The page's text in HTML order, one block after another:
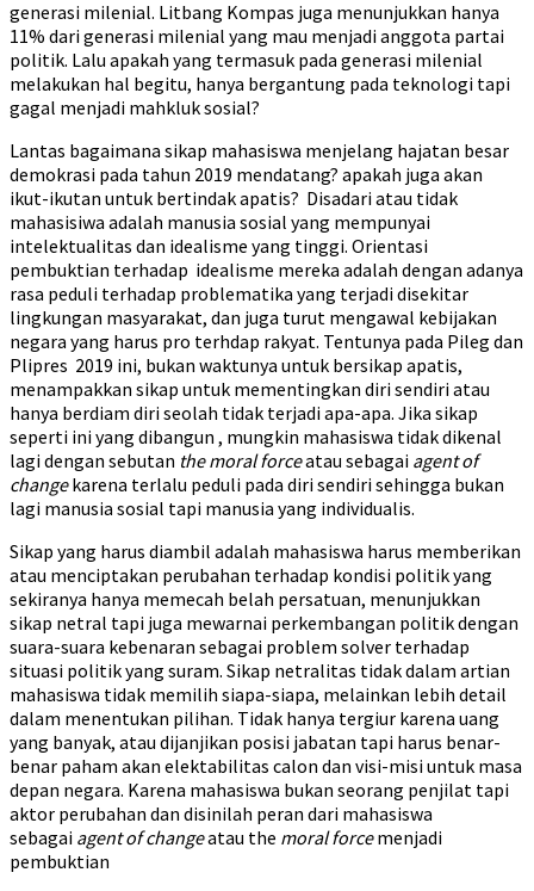
generasi milenial. Litbang Kompas juga menunjukkan hanya
11% dari generasi milenial yang mau menjadi anggota partai
politik. Lalu apakah yang termasuk pada generasi milenial
melakukan hal begitu, hanya bergantung pada teknologi tapi
gagal menjadi mahkluk sosial?
Lantas bagaimana sikap mahasiswa menjelang hajatan besar
demokrasi pada tahun 2019 mendatang? apakah juga akan
ikut-ikutan untuk bertindak apatis? Disadari atau tidak
mahasisiwa adalah manusia sosial yang mempunyai
intelektualitas dan idealisme yang tinggi. Orientasi
pembuktian terhadap idealisme mereka adalah dengan adanya
rasa peduli terhadap problematika yang terjadi disekitar
lingkungan masyarakat, dan juga turut mengawal kebijakan
negara yang harus pro terhdap rakyat. Tentunya pada Pileg dan
Plipres 2019 ini, bukan waktunya untuk bersikap apatis,
menampakkan sikap untuk mementingkan diri sendiri atau
hanya berdiam diri seolah tidak terjadi apa-apa. Jika sikap
seperti ini yang dibangun , mungkin mahasiswa tidak dikenal
lagi dengan sebutan the moral forceatau sebagai agent of
changekarena terlalu peduli pada diri sendiri sehingga bukan
lagi manusia sosial tapi manusia yang individualis.
Sikap yang harus diambil adalah mahasiswa harus memberikan
atau menciptakan perubahan terhadap kondisi politik yang
sekiranya hanya memecah belah persatuan, menunjukkan
sikap netral tapi juga mewarnai perkembangan politik dengan
suara-suara kebenaran sebagai problem solver terhadap
situasi politik yang suram. Sikap netralitas tidak dalam artian
mahasiswa tidak memilih siapa-siapa, melainkan lebih detail
dalam menentukan pilihan. Tidak hanya tergiur karena uang
yang banyak, atau dijanjikan posisi jabatan tapi harus benar-
benar paham akan elektabilitas calon dan visi-misi untuk masa
depan negara. Karena mahasiswa bukan seorang penjilat tapi
aktor perubahan dan disinilah peran dari mahasiswa
sebagai agent of changeatau the moral forcemenjadi
pembuktian